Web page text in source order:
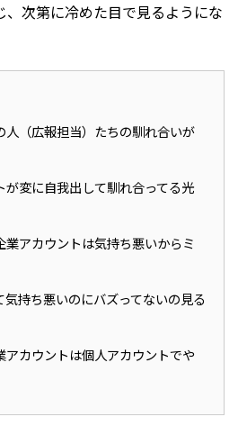
、次第に冷めた目で見るようにな
人（広報担当）たちの馴れ合いが
が変に自我出して馴れ合ってる光
業アカウントは気持ち悪いからミ
気持ち悪いのにバズってないの見る
アカウントは個人アカウントでや